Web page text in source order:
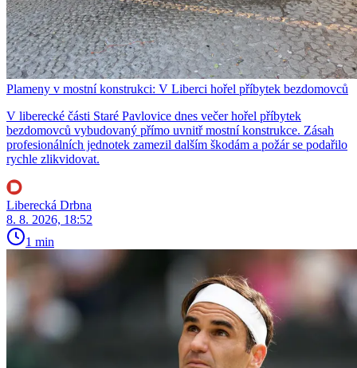
Plameny v mostní konstrukci: V Liberci hořel příbytek bezdomovců
V liberecké části Staré Pavlovice dnes večer hořel příbytek
bezdomovců vybudovaný přímo uvnitř mostní konstrukce. Zásah
profesionálních jednotek zamezil dalším škodám a požár se podařilo
rychle zlikvidovat.
Liberecká Drbna
8. 8. 2026, 18:52
1 min